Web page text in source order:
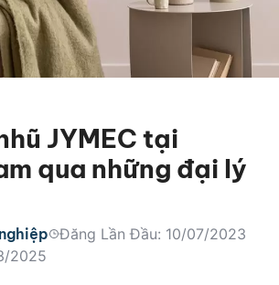
JYMEC tại
qua những đại lý
Đăng Lần Đầu: 10/07/2023
2025